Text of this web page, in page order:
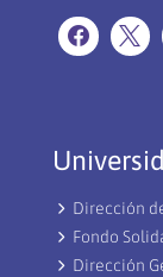
Dirección
Fondo
Dirección